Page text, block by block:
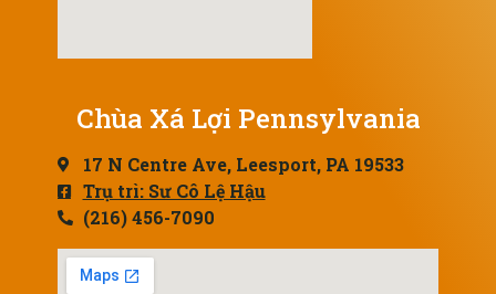
Chùa Xá Lợi Pennsylvania
17 N Centre Ave, Leesport, PA 19533
Trụ trì: Sư Cô Lệ Hậu
(216) 456-7090